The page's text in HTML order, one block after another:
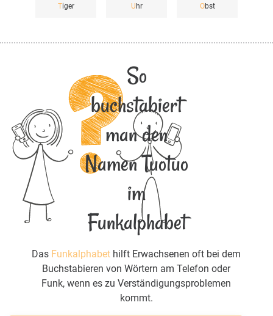
Tiger U hr Obst
So
buchstabiert
man den
Namen Tuotuo
im
Funkalphabet
Das Funkalphabet hilft Erwachsenen oft bei dem
Buchstabieren von Wörtern am Telefon oder
Funk, wenn es zu Verständigungsproblemen
kommt.